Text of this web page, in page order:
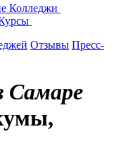
Колледжи
Отзывы Пресс-
Самаре